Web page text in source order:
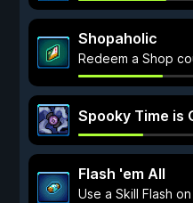
Shopaholic
Redeem a Shop
Spooky Time is
Flash 'em All
Use a Skill Flash